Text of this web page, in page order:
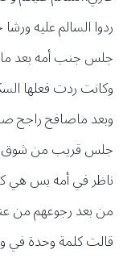
ردوا السالم عليه
جلس جنب أمه بعد
وكانت ردت فعلها
وبعد ماصافح راجح
جلس قريب من شوق
ناظر في أمه بس هي
من بعد رجوعهم من
قالت كلمة وحدة